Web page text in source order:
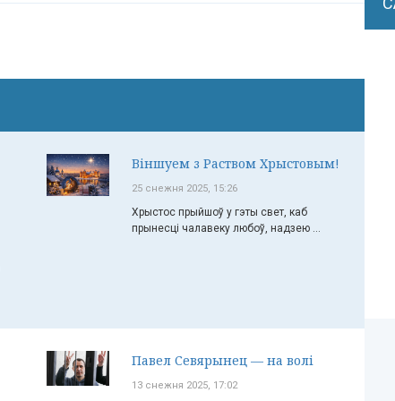
Віншуем з Раством Хрыстовым!
25 снежня 2025, 15:26
Хрыстос прыйшоў у гэты свет, каб
прынесці чалавеку любоў, надзею ...
Павел Севярынец — на волі
13 снежня 2025, 17:02